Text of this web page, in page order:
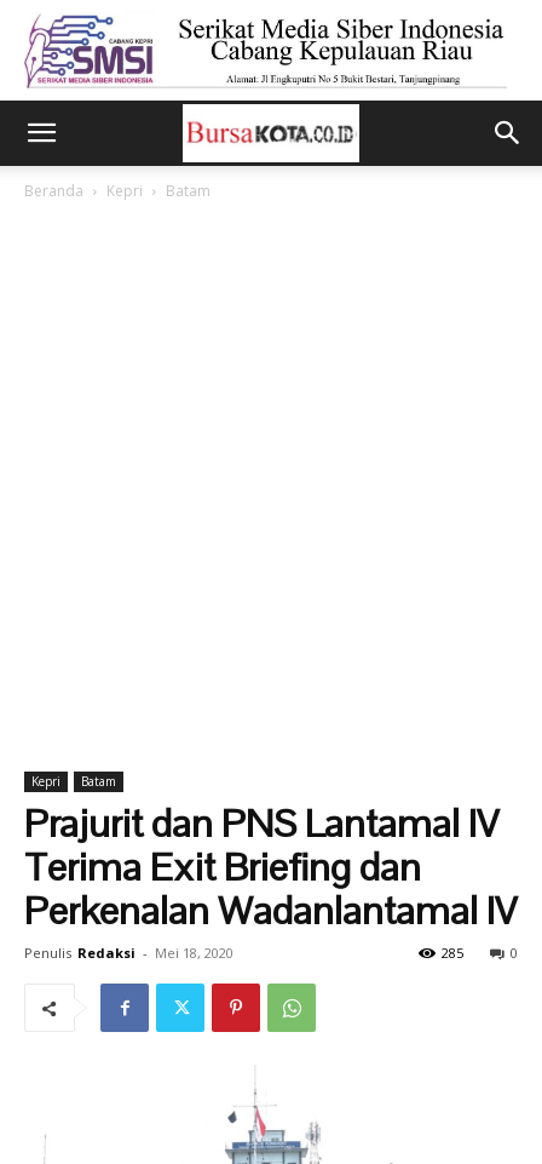
Beranda Kepri Batam
Kepri Batam
Prajurit dan PNS Lantamal IV
Terima Exit Briefing dan
Perkenalan Wadanlantamal IV
Penulis Redaksi - Mei 18, 2020 0
285